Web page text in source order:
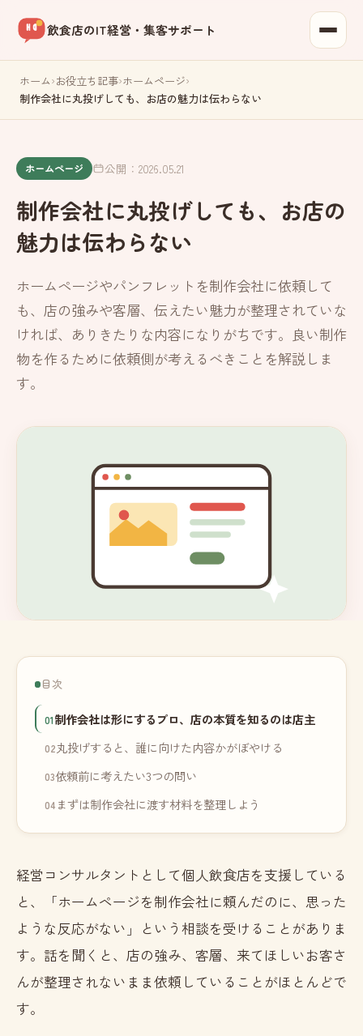
飲食店のIT経営・集客サポート
ホーム›お役立ち記事›ホームページ›
制作会社に丸投げしても、お店の魅力は伝わらない
ホームページ 公開：2026.05.21
制作会社に丸投げしても、お店の
魅力は伝わらない
ホームページやパンフレットを制作会社に依頼して
も、店の強みや客層、伝えたい魅力が整理されていな
ければ、ありきたりな内容になりがちです。良い制作
物を作るために依頼側が考えるべきことを解説しま
す。
目次
制作会社は形にするプロ、店の本質を知るのは店主
丸投げすると、誰に向けた内容かがぼやける
依頼前に考えたい3つの問い
まずは制作会社に渡す材料を整理しよう
経営コンサルタントとして個人飲食店を支援している
と、「ホームページを制作会社に頼んだのに、思った
ような反応がない」という相談を受けることがありま
す。話を聞くと、店の強み、客層、来てほしいお客さ
んが整理されないまま依頼していることがほとんどで
す。